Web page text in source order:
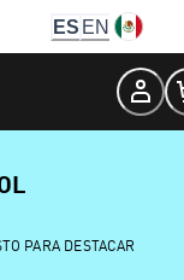
ES EN
PARA DESTACAR